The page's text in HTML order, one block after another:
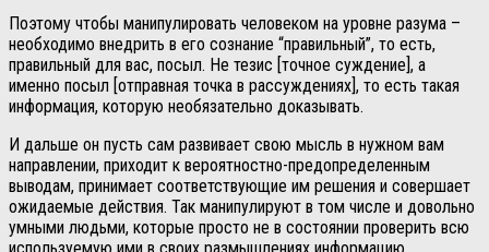
Поэтому чтобы манипулировать человеком на уровне разума –
необходимо внедрить в его сознание “правильный”, то есть,
правильный для вас, посыл. Не тезис [точное суждение], а
именно посыл [отправная точка в рассуждениях], то есть такая
информация, которую необязательно доказывать.
И дальше он пусть сам развивает свою мысль в нужном вам
направлении, приходит к вероятностно-предопределенным
выводам, принимает соответствующие им решения и совершает
ожидаемые действия. Так манипулируют в том числе и довольно
умными людьми, которые просто не в состоянии проверить всю